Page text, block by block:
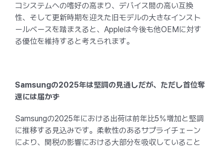
コシステムへの嗜好の高まり、デバイス間の高い互換
性、そして更新時期を迎えた旧モデルの大きなインスト
ールベースを踏まえると、Appleは今後も他OEMに対す
る優位を維持すると考えられます。
Samsungの2025年は堅調の見通しだが、ただし首位奪
還には届かず
Samsungの2025年における出荷は前年比5％増加と堅調
に推移する見込みです。柔軟性のあるサプライチェーン
により、関税の影響における大部分を吸収していること